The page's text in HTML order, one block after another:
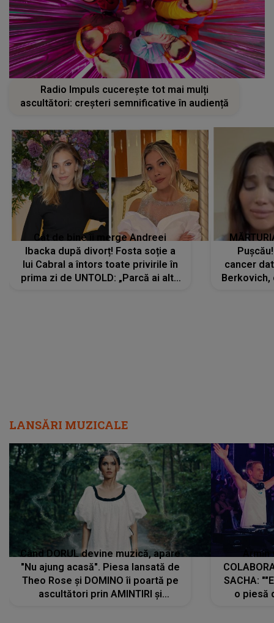
Radio Impuls cucerește tot mai mulți
ascultători: creșteri semnificative în audiență
Cât de bine îi merge Andreei
Ibacka după divorț! Fosta soție a
lui Cabral a întors toate privirile în
prima zi de UNTOLD: „Parcă ai altă
cancer
Berkovich,
LANSĂRI MUZICALE
Când DORUL devine muzică, apare
"Nu ajung acasă". Piesa lansată de
Theo Rose și DOMINO îi poartă pe
ascultători prin AMINTIRI și
SACHA:
o piesă